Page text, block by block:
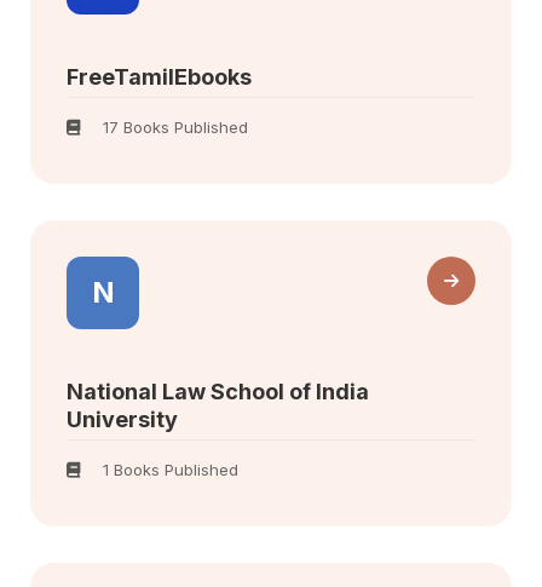
FreeTamilEbooks
17 Books Published
N
National Law School of India
University
1 Books Published